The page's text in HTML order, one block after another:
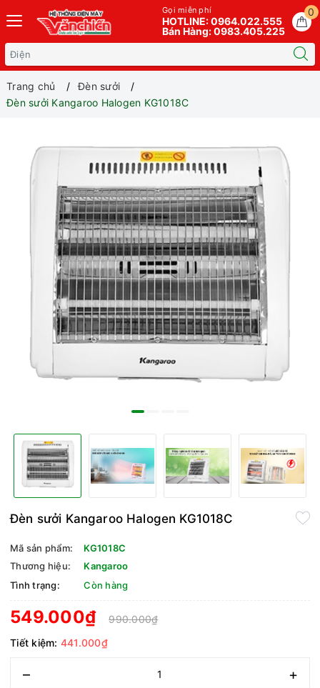
0
Gọi miễn phí
HOTLINE: 0964.022.555
Bán Hàng: 0983.405.225
Trang chủ
Đèn sưởi
Đèn sưởi Kangaroo Halogen KG1018C
Đèn sưởi Kangaroo Halogen KG1018C
Mã sản phẩm:
KG1018C
Thương hiệu:
Kangaroo
Tình trạng:
Còn hàng
549.000₫
990.000₫
Tiết kiệm: 441.000₫
– +